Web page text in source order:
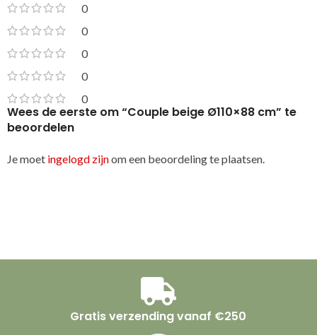
0
0
0
0
0
Wees de eerste om “Couple beige Ø110×88 cm” te
beoordelen
Je moet ingelogd zijnom een beoordeling te plaatsen.
Gratis verzending vanaf €250